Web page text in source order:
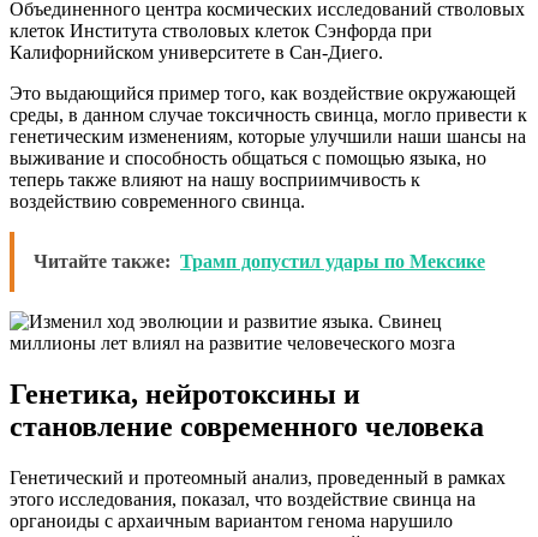
Объединенного центра космических исследований стволовых
клеток Института стволовых клеток Сэнфорда при
Калифорнийском университете в Сан-Диего.
Это выдающийся пример того, как воздействие окружающей
среды, в данном случае токсичность свинца, могло привести к
генетическим изменениям, которые улучшили наши шансы на
выживание и способность общаться с помощью языка, но
теперь также влияют на нашу восприимчивость к
воздействию современного свинца.
Читайте также: Трамп допустил удары по Мексике
Генетика, нейротоксины и
становление современного человека
Генетический и протеомный анализ, проведенный в рамках
этого исследования, показал, что воздействие свинца на
органоиды с архаичным вариантом генома нарушило